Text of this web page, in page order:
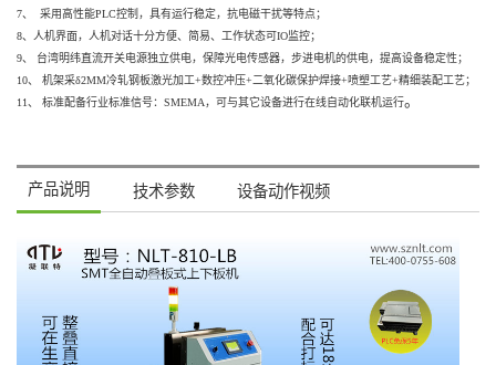
7、 采用高性能PLC控制，具有运行稳定，抗电磁干扰等特点；
8、人机界面，人机对话十分方便、简易、工作状态可IO监控；
9、 台湾明纬直流开关电源独立供电，保障光电传感器，步进电机的供电，提高设备稳定性；
10、 机架采δ2MM冷轧钢板激光加工+数控冲压+二氧化碳保护焊接+喷塑工艺+精细装配工艺；
11、 标准配备行业标准信号：SMEMA，可与其它设备进行在线自动化联机运行。
产品说明 技术参数 设备动作视频